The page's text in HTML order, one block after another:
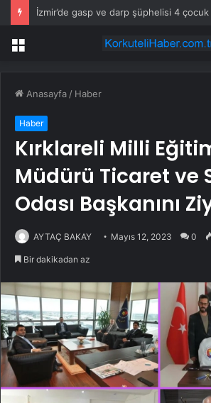
İzmir’de gasp ve darp şüphelisi 4 çocuk
Menü
Anasayfa / Haber
Haber
Kırklareli Milli
Müdürü Ticaret ve
Odası Başkanını
AYTAÇ BAKAY Mayıs 12, 2023 0
Bir dakikadan az